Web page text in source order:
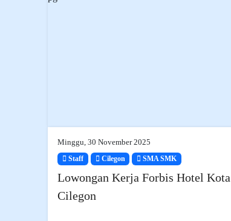
Minggu, 30 November 2025
Staff Cilegon SMA SMK
Lowongan Kerja Forbis Hotel Kota
Cilegon